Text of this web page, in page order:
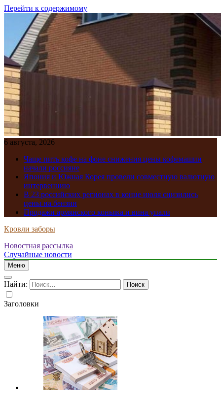
Перейти к содержимому
6 августа, 2026
Чаще пить кофе на фоне снижения цены кофемашин
начали россияне
Япония и Южная Корея провели совместную валютную
интервенцию
В 23 российских регионах в конце июля снизились
цены на бензин
Продажи армянского коньяка и вина упали
Кровли заборы
Новостная рассылка
Случайные новости
Меню
Найти:
Заголовки